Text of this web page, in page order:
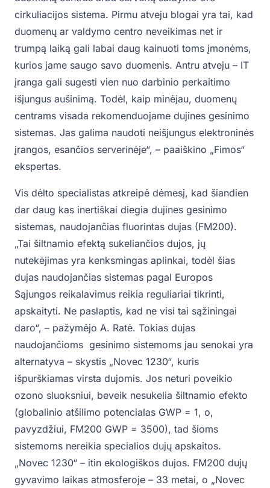
cirkuliacijos sistema. Pirmu atveju blogai yra tai, kad
duomenų ar valdymo centro neveikimas net ir
trumpą laiką gali labai daug kainuoti toms įmonėms,
kurios jame saugo savo duomenis. Antru atveju – IT
įranga gali sugesti vien nuo darbinio perkaitimo
išjungus aušinimą. Todėl, kaip minėjau, duomenų
centrams visada rekomenduojame dujines gesinimo
sistemas. Jas galima naudoti neišjungus elektroninės
įrangos, esančios serverinėje“, – paaiškino „Fimos“
ekspertas.
Vis dėlto specialistas atkreipė dėmesį, kad šiandien
dar daug kas inertiškai diegia dujines gesinimo
sistemas, naudojančias fluorintas dujas (FM200).
„Tai šiltnamio efektą sukeliančios dujos, jų
nutekėjimas yra kenksmingas aplinkai, todėl šias
dujas naudojančias sistemas pagal Europos
Sąjungos reikalavimus reikia reguliariai tikrinti,
apskaityti. Ne paslaptis, kad ne visi tai sąžiningai
daro“, – pažymėjo A. Ratė. Tokias dujas
naudojančioms gesinimo sistemoms jau senokai yra
alternatyva – skystis „Novec 1230“, kuris
išpurškiamas virsta dujomis. Jos neturi poveikio
ozono sluoksniui, beveik nesukelia šiltnamio efekto
(globalinio atšilimo potencialas GWP = 1, o,
pavyzdžiui, FM200 GWP = 3500), tad šioms
sistemoms nereikia specialios dujų apskaitos.
„Novec 1230“ – itin ekologiškos dujos. FM200 dujų
gyvavimo laikas atmosferoje – 33 metai, o „Novec